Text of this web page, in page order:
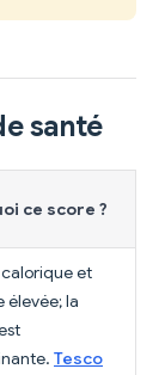
santé
ce score ?
et
élevée; la
Tesco